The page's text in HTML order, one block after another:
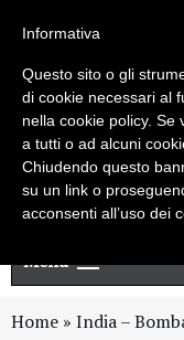
Newsletter
Menu
Home » India –
Informativa
Questo sito o gli
di cookie necessari al
nella cookie policy. Se
a tutti o ad alcuni
Chiudendo questo
su un link o
acconsenti all’uso dei